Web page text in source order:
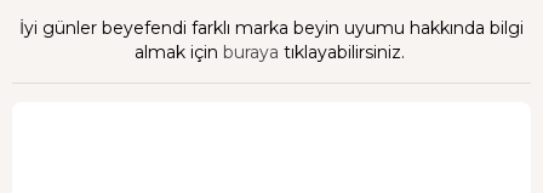
İyi günler beyefendi farklı marka beyin uyumu hakkında bilgi
almak için buraya tıklayabilirsiniz.